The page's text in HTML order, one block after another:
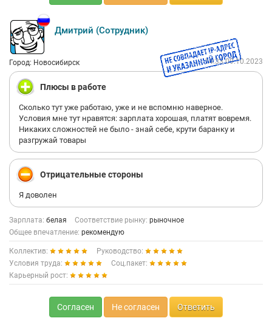
Дмитрий (Сотрудник)
Город: Новосибирск 14:33 09.10.2023
Плюсы в работе
Сколько тут уже работаю, уже и не вспомню наверное.
Условия мне тут нравятся: зарплата хорошая, платят вовремя.
Никаких сложностей не было - знай себе, крути баранку и
разгружай товары
Отрицательные стороны
Я доволен
Зарплата: белая Соответствие рынку: рыночное
Общее впечатление: рекомендую
Коллектив:
Руководство:
Условия труда:
Соц.пакет:
Карьерный рост:
Согласен Не согласен Ответить